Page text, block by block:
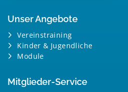
Unser Angebote
Vereinstraining
Kinder & Jugendliche
Module
Mitglieder-Service